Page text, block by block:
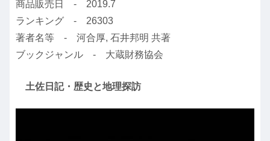
商品販売日 - 2019.7
ランキング - 26303
著者名等 - 河合厚, 石井邦明 共著
ブックジャンル - 大蔵財務協会
土佐日記・歴史と地理探訪